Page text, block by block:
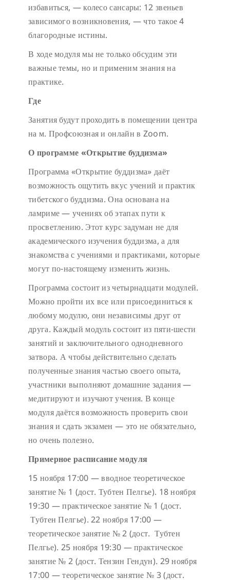
избавиться, — колесо сансары: 12 звеньев
зависимого возникновения, — что такое 4
благородные истины.
В ходе модуля мы не только обсудим эти
важные темы, но и применим знания на
практике.
Где
Занятия будут проходить в помещении центра
на м. Профсоюзная и онлайн в Zoom.
О программе «Открытие буддизма»
Программа «Открытие буддизма» даёт
возможность ощутить вкус учений и практик
тибетского буддизма. Она основана на
ламриме — учениях об этапах пути к
просветлению. Этот курс задуман не для
академического изучения буддизма, а для
знакомства с учениями и практиками, которые
могут по-настоящему изменить жизнь.
Программа состоит из четырнадцати модулей.
Можно пройти их все или присоединиться к
любому модулю, они независимы друг от
друга. Каждый модуль состоит из пяти-шести
занятий и заключительного однодневного
затвора. А чтобы действительно сделать
полученные знания частью своего опыта,
участники выполняют домашние задания —
медитируют и изучают учения. В конце
модуля даётся возможность проверить свои
знания и сдать экзамен — это не обязательно,
но очень полезно.
Примерное расписание модуля
15 ноября 17:00 — вводное теоретическое
занятие № 1 (дост. Тубтен Пелгье). 18 ноября
19:30 — практическое занятие № 1 (дост.
Тубтен Пелгье). 22 ноября 17:00 —
теоретическое занятие № 2 (дост. Тубтен
Пелгье). 25 ноября 19:30 — практическое
занятие № 2 (дост. Тензин Гендун). 29 ноября
17:00 — теоретическое занятие № 3 (дост.